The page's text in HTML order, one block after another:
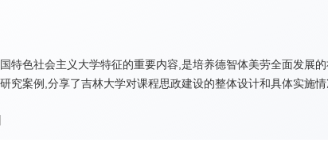
特色社会主义大学特征的重要内容,是培养德智体美劳全面发展
案例,分享了吉林大学对课程思政建设的整体设计和具体实施情